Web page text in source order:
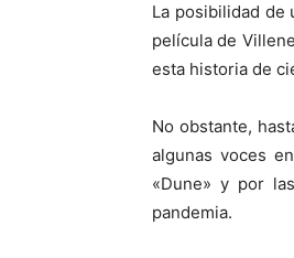
La posibilidad de
película de
esta historia de
No obstante,
algunas voces
«Dune» y por
pandemia.